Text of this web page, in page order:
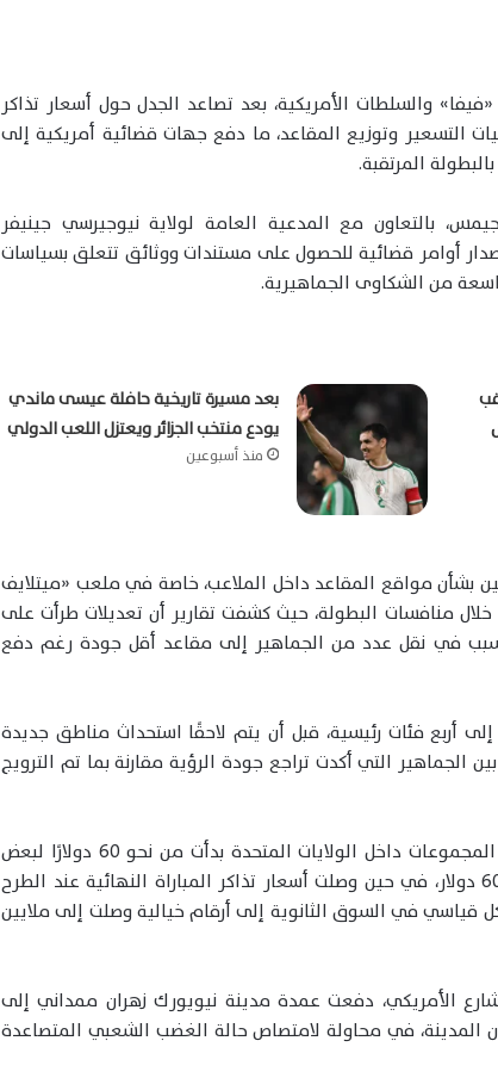
والسلطات الأمريكية، بعد تصاعد الجدل حول أسعار تذاكر
تتعلق بآليات التسعير وتوزيع المقاعد، ما دفع جهات قضائية أمريكية إلى
المرتقبة.
بالتعاون مع المدعية العامة لولاية نيوجيرسي جينيفر
أوامر قضائية للحصول على مستندات ووثائق تتعلق بسياسات
من الشكاوى الجماهيرية.
بعد مسيرة تاريخية حافلة عيسى ماندي
يودع منتخب الجزائر ويعتزل اللعب الدولي
منذ أسبوعين
بشأن مواقع المقاعد داخل الملاعب، خاصة في ملعب «ميتلايف
منافسات البطولة، حيث كشفت تقارير أن تعديلات طرأت على
تسبب في نقل عدد من الجماهير إلى مقاعد أقل جودة رغم دفع
أربع فئات رئيسية، قبل أن يتم لاحقًا استحداث مناطق جديدة
الجماهير التي أكدت تراجع جودة الرؤية مقارنة بما تم الترويج
وكشفت تقارير إعلامية أن أسعار تذاكر مباريات دور المجموعات داخل الولايات المتحدة بدأت من نحو 60 دولارًا لبعض
الفئات المحدودة، بينما تجاوزت بعض التذاكر حاجز 600 دولار، في حين وصلت أسعار تذاكر المباراة النهائية عند الطرح
قبل أن تقفز بشكل قياسي في السوق الثانوية إلى أرقام خيالية وصلت إلى ملايين
الأمريكي، دفعت عمدة مدينة نيويورك زهران ممداني إلى
المدينة، في محاولة لامتصاص حالة الغضب الشعبي المتصاعدة